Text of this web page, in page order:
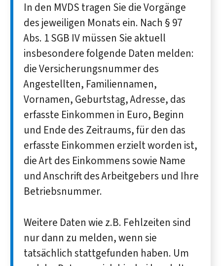
In den MVDS tragen Sie die Vorgänge
des jeweiligen Monats ein. Nach § 97
Abs. 1 SGB IV müssen Sie aktuell
insbesondere folgende Daten melden:
die Versicherungsnummer des
Angestellten, Familiennamen,
Vornamen, Geburtstag, Adresse, das
erfasste Einkommen in Euro, Beginn
und Ende des Zeitraums, für den das
erfasste Einkommen erzielt worden ist,
die Art des Einkommens sowie Name
und Anschrift des Arbeitgebers und Ihre
Betriebsnummer.
Weitere Daten wie z.B. Fehlzeiten sind
nur dann zu melden, wenn sie
tatsächlich stattgefunden haben. Um